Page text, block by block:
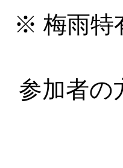
※ 梅雨特
参加者の